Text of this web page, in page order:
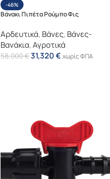
-46%
Βάνακι Πιπέτα Ρούμπο Φις
Αρδευτικά, Βάνες, Βάνες-
Βανάκια,Αγροτικά
58,000€31,320€χωρίς ΦΠΑ